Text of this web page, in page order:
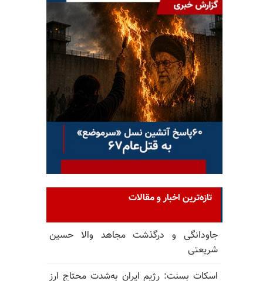
تازه‌ترین اخبار و مقالات
جاودانگی و درگذشت مجاهد والا حسین
شریعتی
اسکات بسنت: رژیم ایران به‌شدت محتاج ارز